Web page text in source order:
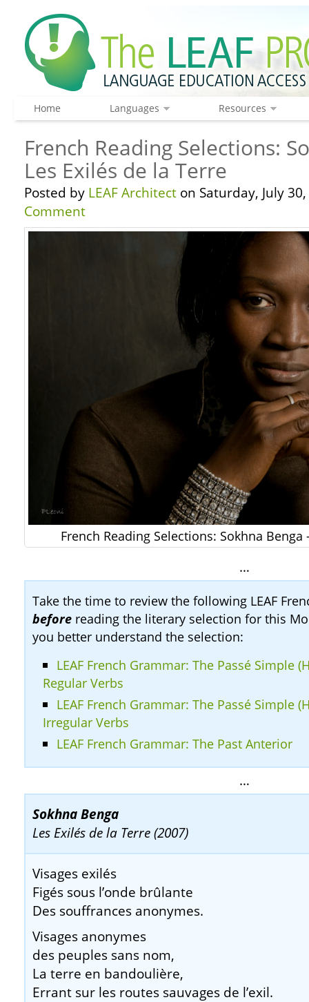
Home Languages Resources
French Reading Selections:
Les Exilés de la Terre
Posted by LEAF Architect on Saturday, July
Comment
French Reading Selections: Sokhna Benga
…
Take the time to review the following LEAF
before reading the literary selection for this
you better understand the selection:
LEAF French Grammar: The Passé Simple
Regular Verbs
LEAF French Grammar: The Passé Simple
Irregular Verbs
LEAF French Grammar: The Past Anterior
…
Sokhna Benga
Les Exilés de la Terre (2007)
Visages exilés
Figés sous l’onde brûlante
Des souffrances anonymes.
Visages anonymes
des peuples sans nom,
La terre en bandoulière,
Errant sur les routes sauvages de l’exil.